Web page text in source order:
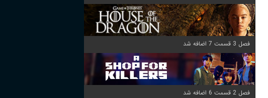
فصل 3 قسمت 7 اضافه شد
فصل 2 قسمت 6 اضافه شد